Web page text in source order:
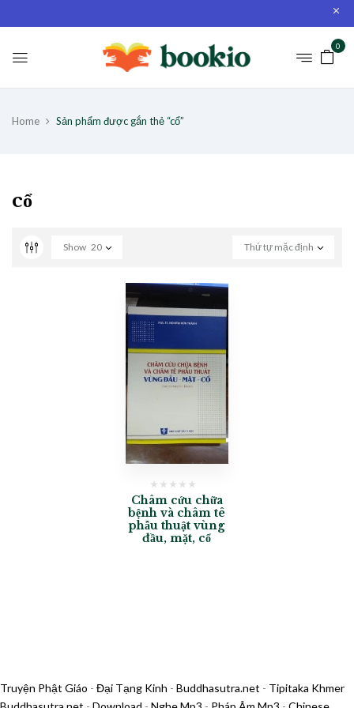
0
Home Sản phẩm được gắn thẻ “cổ”
cổ
Thứ tự mặc định
Show 20
Châm cứu chữa
bệnh và châm tê
phẫu thuật vùng
đầu, mặt, cổ
Truyện Phật Giáo - Đại Tạng Kinh - Buddhasutra.net - Tipitaka Khmer